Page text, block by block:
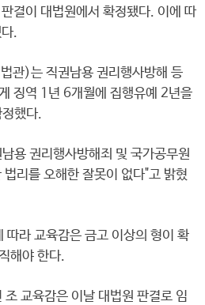
결이 대법원에서 확정됐다. 이에 따
.
관)는 직권남용 권리행사방해 등
징역 1년 6개월에 집행유예 2년을
했다.
용 권리행사방해죄 및 국가공무원
리를 오해한 잘못이 없다"고 밝혔
따라 교육감은 금고 이상의 형이 확
해야 한다.
교육감은 이날 대법원 판결로 임